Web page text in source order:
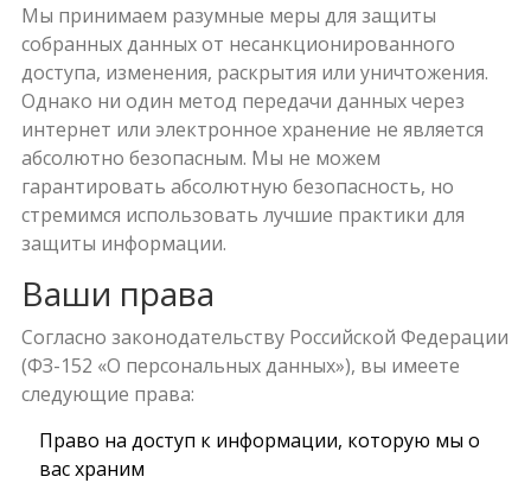
Мы принимаем разумные меры для защиты
собранных данных от несанкционированного
доступа, изменения, раскрытия или уничтожения.
Однако ни один метод передачи данных через
интернет или электронное хранение не является
абсолютно безопасным. Мы не можем
гарантировать абсолютную безопасность, но
стремимся использовать лучшие практики для
защиты информации.
Ваши права
Согласно законодательству Российской Федерации
(ФЗ-152 «О персональных данных»), вы имеете
следующие права:
Право на доступ к информации, которую мы о
вас храним